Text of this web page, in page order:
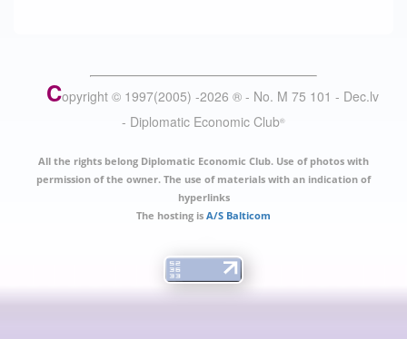
Copyright © 1997(2005) -2026 ® - No. M 75 101 - Dec.lv
- Diplomatic Economic Club®
All the rights belong Diplomatic Economic Club. Use of photos with
permission of the owner. The use of materials with an indication of
hyperlinks
The hosting is A/S Balticom